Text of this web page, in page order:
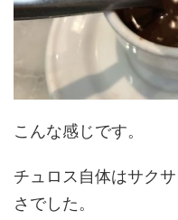
こんな感じです。
チュロス自体はサク
さでした。